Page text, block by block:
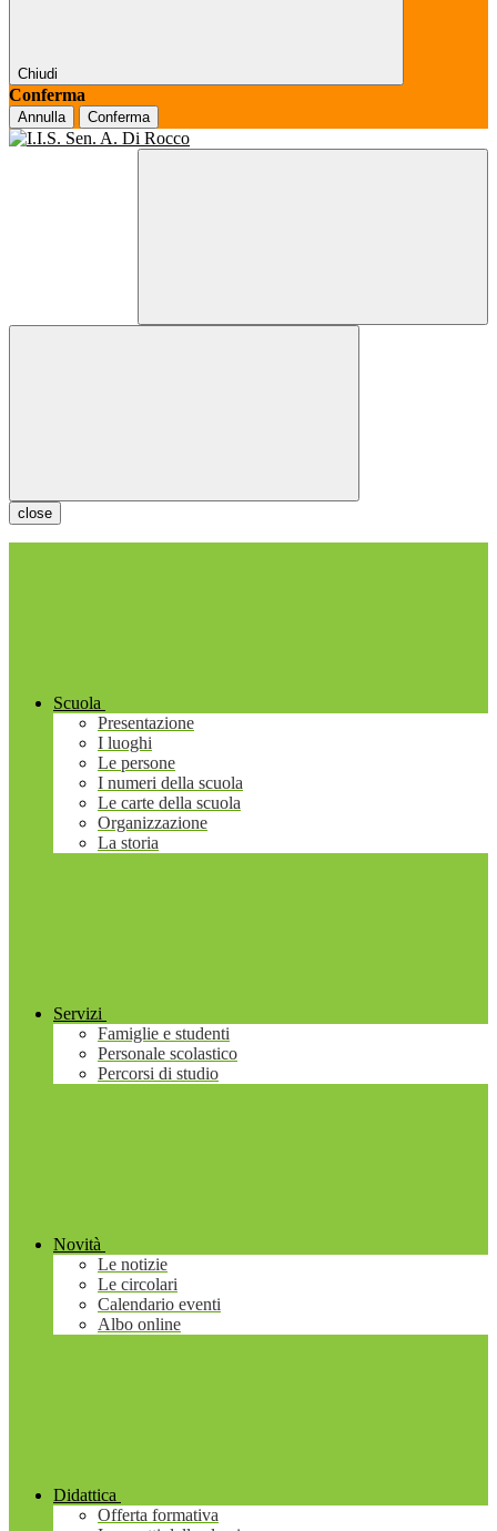
Chiudi
Conferma
Annulla Conferma
close
Scuola
Presentazione
I luoghi
Le persone
I numeri della scuola
Le carte della scuola
Organizzazione
La storia
Servizi
Famiglie e studenti
Personale scolastico
Percorsi di studio
Novità
Le notizie
Le circolari
Calendario eventi
Albo online
Didattica
Offerta formativa